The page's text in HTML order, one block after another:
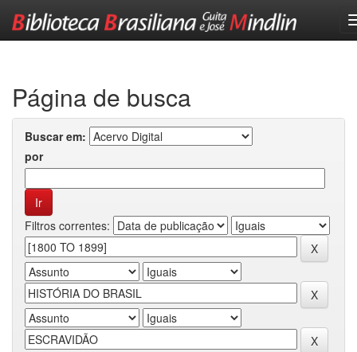
Página de busca
Buscar em:
por
Filtros correntes: